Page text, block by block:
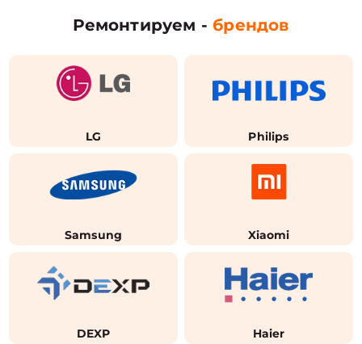
Ремонтируем - брендов
LG Philips
Samsung Xiaomi
DEXP Haier